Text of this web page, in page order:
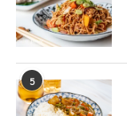
5